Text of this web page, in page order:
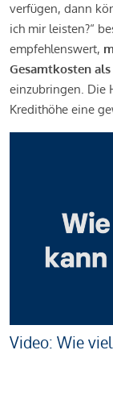
verfügen, dann
ich mir leisten?“
empfehlenswert,
Gesamtkosten
einzubringen. Die
Kredithöhe eine
Video: Wie